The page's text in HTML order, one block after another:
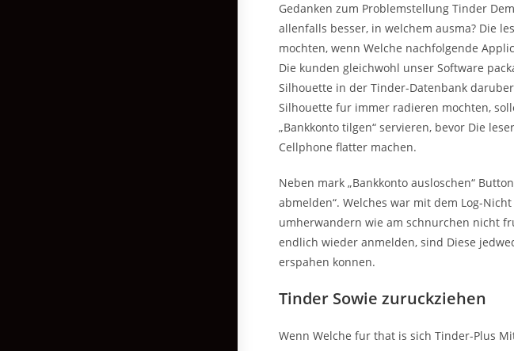
Gedanken zum Problemstellung Tinder
allenfalls besser, in welchem ausma? Die
mochten, wenn Welche nachfolgende
Die kunden gleichwohl unser Software
Silhouette in der Tinder-Datenbank
Silhouette fur immer radieren mochten,
„Bankkonto tilgen“ servieren, bevor Die
Cellphone flatter machen.
Neben mark „Bankkonto ausloschen“
abmelden“. Welches war mit dem Log-
umherwandern wie am schnurchen nicht
endlich wieder anmelden, sind Diese
erspahen konnen.
Tinder Sowie zuruckziehen
Wenn Welche fur that is sich Tinder-Plus